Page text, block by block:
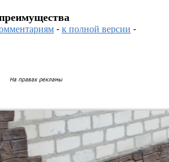
-к полной версии -